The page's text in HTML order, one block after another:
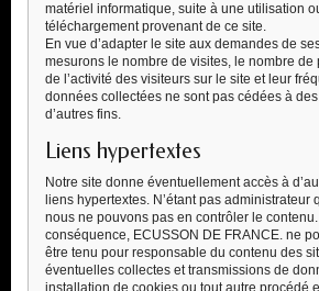
matériel informatique, suite à une utilisation
téléchargement provenant de ce site.
En vue d’adapter le site aux demandes de
mesurons le nombre de visites, le nombre de
de l’activité des visiteurs sur le site et leur
données collectées ne sont pas cédées à
d’autres fins.
Liens hypertextes
Notre site donne éventuellement accès à
liens hypertextes. N’étant pas administrateur
nous ne pouvons pas en contrôler le contenu.
conséquence, ECUSSON DE FRANCE. ne
être tenu pour responsable du contenu des
éventuelles collectes et transmissions de
installation de cookies ou tout autre procédé